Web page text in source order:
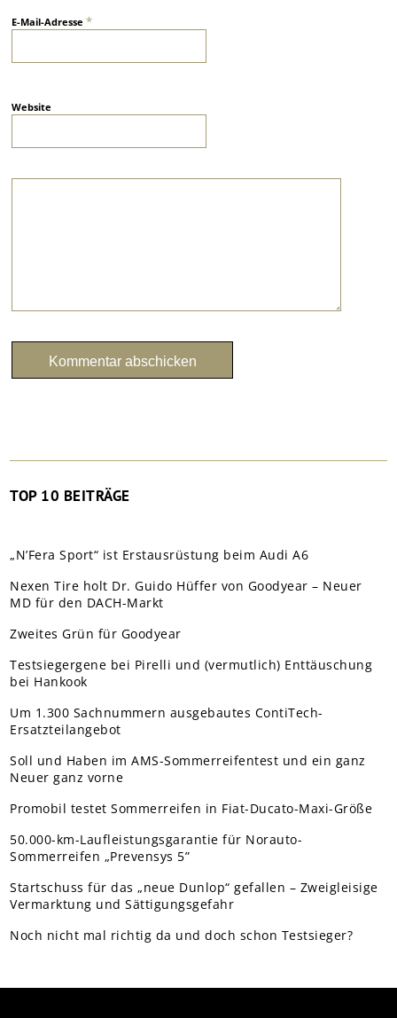
E-Mail-Adresse*
Website
TOP 10 BEITRÄGE
„N’Fera Sport“ ist Erstausrüstung beim Audi A6
Nexen Tire holt Dr. Guido Hüffer von Goodyear – Neuer
MD für den DACH-Markt
Zweites Grün für Goodyear
Testsiegergene bei Pirelli und (vermutlich) Enttäuschung
bei Hankook
Um 1.300 Sachnummern ausgebautes ContiTech-
Ersatzteilangebot
Soll und Haben im AMS-Sommerreifentest und ein ganz
Neuer ganz vorne
Promobil testet Sommerreifen in Fiat-Ducato-Maxi-Größe
50.000-km-Laufleistungsgarantie für Norauto-
Sommerreifen „Prevensys 5”
Startschuss für das „neue Dunlop“ gefallen – Zweigleisige
Vermarktung und Sättigungsgefahr
Noch nicht mal richtig da und doch schon Testsieger?